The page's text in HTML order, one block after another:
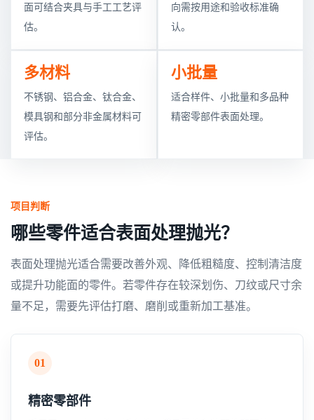
面可结合夹具与手工工艺评
估。
向需按用途和验收标准确
认。
多材料
不锈钢、铝合金、钛合金、
模具钢和部分非金属材料可
评估。
小批量
适合样件、小批量和多品种
精密零部件表面处理。
项目判断
哪些零件适合表面处理抛光？
表面处理抛光适合需要改善外观、降低粗糙度、控制清洁度
或提升功能面的零件。若零件存在较深划伤、刀纹或尺寸余
量不足，需要先评估打磨、磨削或重新加工基准。
01
精密零部件